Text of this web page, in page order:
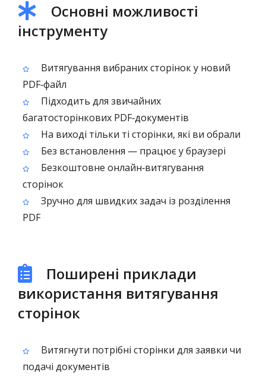
Основні можливості
інструменту
Витягування вибраних сторінок у новий
PDF‑файл
Підходить для звичайних
багатосторінкових PDF‑документів
На виході тільки ті сторінки, які ви обрали
Без встановлення — працює у браузері
Безкоштовне онлайн‑витягування
сторінок
Зручно для швидких задач із розділення
PDF
Поширені приклади
використання витягування
сторінок
Витягнути потрібні сторінки для заявки чи
подачі документів